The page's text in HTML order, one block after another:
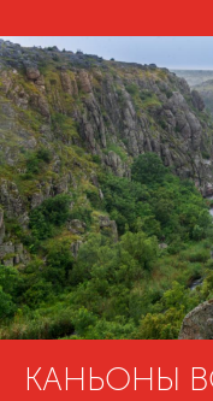
КАНЬОНЫ